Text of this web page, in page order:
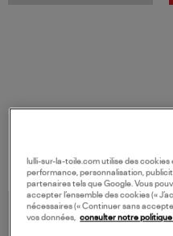
lulli-sur-la-toile.com utilise des
performance, personnalisation,
partenaires tels que Google. Vous
accepter l’ensemble des cookies («
nécessaires (« Continuer sans
vos données, consulter notre